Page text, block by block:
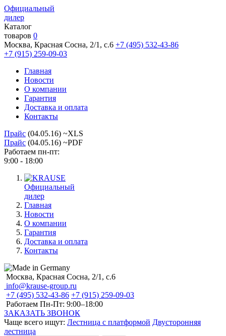
Официальный
дилер
Каталог
товаров 0
Москва, Красная Сосна, 2/1, с.6 +7 (495) 532-43-86
+7 (915) 259-09-03
Главная
Новости
О компании
Гарантия
Доставка и оплата
Контакты
Прайс (04.05.16) ~XLS
Прайс (04.05.16) ~PDF
Работаем пн-пт:
9:00 - 18:00
Официальный
дилер
Главная
Новости
О компании
Гарантия
Доставка и оплата
Контакты
Москва, Красная Сосна, 2/1, с.6
info@krause-group.ru
+7 (495) 532-43-86 +7 (915) 259-09-03
Работаем Пн-Пт: 9:00–18:00
ЗАКАЗАТЬ ЗВОНОК
Чаще всего ищут: Лестница с платформой Двусторонняя
лестница